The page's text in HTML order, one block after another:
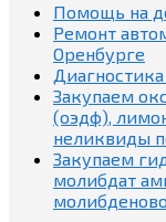
Помощь на
Ремонт
Оренбурге
Закупаем
(оэдф),
неликвиды
Закупаем
молибдат